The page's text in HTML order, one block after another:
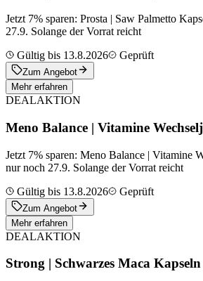
Jetzt 7% sparen: Prosta | Saw Palmetto
27.9. Solange der Vorrat reicht
Gültig bis 13.8.2026
Geprüft
Zum Angebot
Mehr erfahren
DEALAKTION
Meno Balance | Vitamine
Jetzt 7% sparen: Meno Balance | Vitamine
nur noch 27.9. Solange der Vorrat reicht
Gültig bis 13.8.2026
Geprüft
Zum Angebot
Mehr erfahren
DEALAKTION
Strong | Schwarzes Maca